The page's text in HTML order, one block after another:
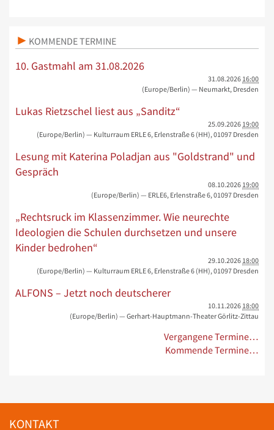
KOMMENDE TERMINE
10. Gastmahl am 31.08.2026
31.08.2026 16:00
(Europe/Berlin) — Neumarkt, Dresden
Lukas Rietzschel liest aus „Sanditz“
25.09.2026 19:00
(Europe/Berlin) — Kulturraum ERLE 6, Erlenstraße 6 (HH), 01097 Dresden
Lesung mit Katerina Poladjan aus "Goldstrand" und
Gespräch
08.10.2026 19:00
(Europe/Berlin) — ERLE6, Erlenstraße 6, 01097 Dresden
„Rechtsruck im Klassenzimmer. Wie neurechte
Ideologien die Schulen durchsetzen und unsere
Kinder bedrohen“
29.10.2026 18:00
(Europe/Berlin) — Kulturraum ERLE 6, Erlenstraße 6 (HH), 01097 Dresden
ALFONS – Jetzt noch deutscherer
10.11.2026 18:00
(Europe/Berlin) — Gerhart-Hauptmann-Theater Görlitz-Zittau
Vergangene Termine…
Kommende Termine…
KONTAKT